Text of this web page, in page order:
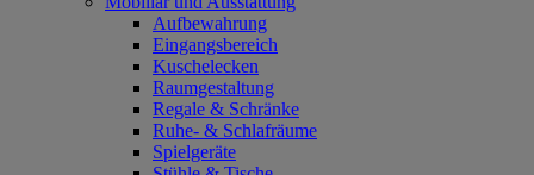
Aufbewahrung
Eingangsbereich
Kuschelecken
Raumgestaltung
Regale & Schränke
Ruhe- & Schlafräume
Spielgeräte